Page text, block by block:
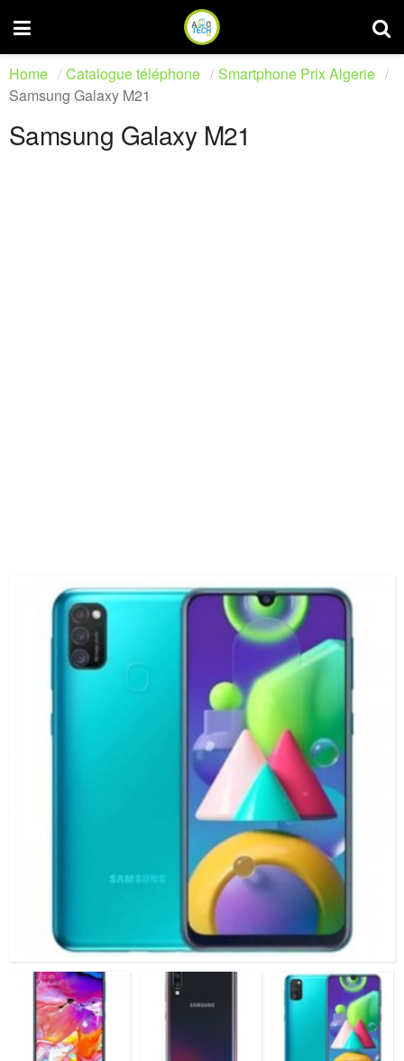
Home Catalogue téléphone
Smartphone Prix Algerie
Samsung Galaxy M21
Samsung Galaxy M21